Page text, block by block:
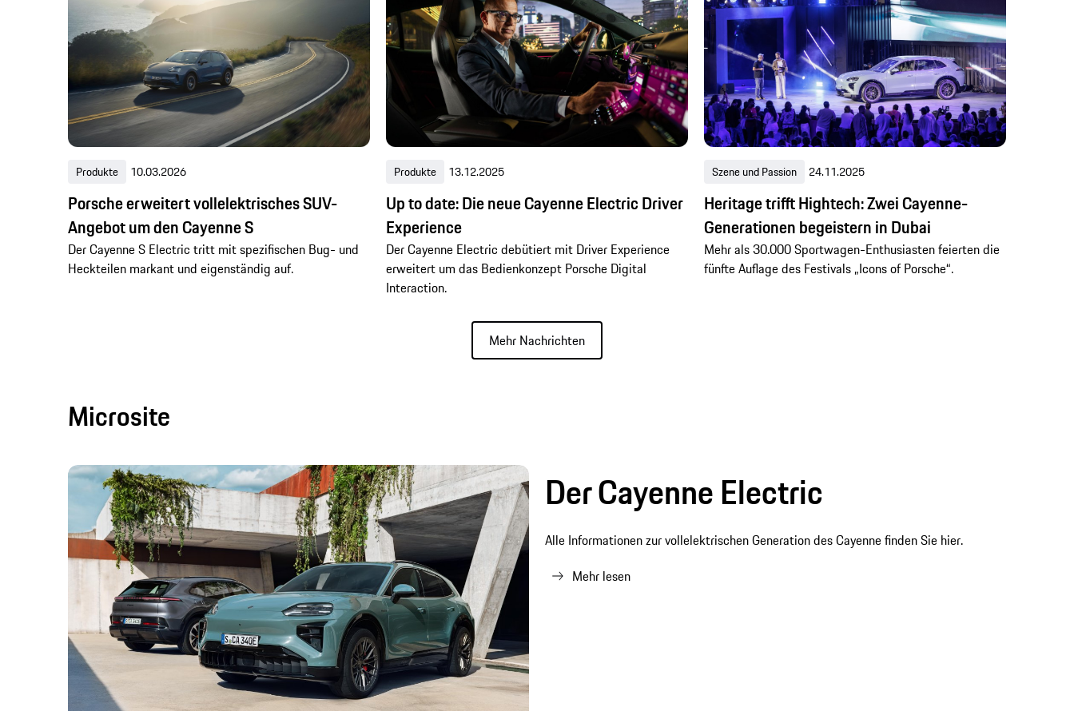
Produkte 10.03.2026
Porsche erweitert vollelektrisches SUV-
Angebot um den Cayenne S
Der Cayenne S Electric tritt mit spezifischen Bug- und
Heckteilen markant und eigenständig auf.
Produkte 13.12.2025
Up to date: Die neue Cayenne Electric Driver
Experience
Der Cayenne Electric debütiert mit Driver Experience
erweitert um das Bedienkonzept Porsche Digital
Interaction.
Szene und Passion 24.11.2025
Heritage trifft Hightech: Zwei Cayenne-
Generationen begeistern in Dubai
Mehr als 30.000 Sportwagen-Enthusiasten feierten die
fünfte Auflage des Festivals „Icons of Porsche“.
Mehr Nachrichten
Microsite
Der Cayenne Electric
Alle Informationen zur vollelektrischen Generation des Cayenne finden Sie hier.
Mehr lesen